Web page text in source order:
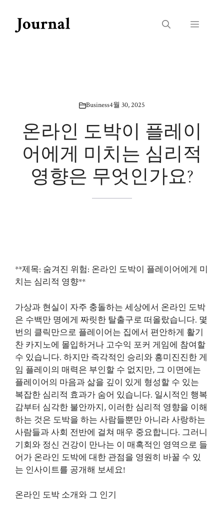
content
Menu
Business4월 30, 2025
온라인 도박이 플레이
어에게 미치는 심리적
영향은 무엇인가요?
**제목: 숨겨진 위험: 온라인 도박이 플레이어에게 미
치는 심리적 영향**
가상과 현실이 자주 충돌하는 세상에서 온라인 도박
은 수백만 명에게 짜릿한 탈출구로 떠올랐습니다. 몇
번의 클릭만으로 플레이어는 집에서 편안하게 활기
찬 카지노에 몰입하거나 고수익 포커 게임에 참여할
수 있습니다. 하지만 즉각적인 승리와 흥미진진한 게
임 플레이의 매력은 부인할 수 없지만, 그 이면에는
플레이어의 마음과 삶을 깊이 있게 형성할 수 있는
복잡한 심리적 효과가 숨어 있습니다. 일시적인 행복
감부터 심각한 불안까지, 이러한 심리적 영향을 이해
하는 것은 도박을 하는 사람들뿐만 아니라 사랑하는
사람들과 사회 전반에 걸쳐 매우 중요합니다. 그러니
기회와 정신 건강이 만나는 이 매혹적인 영역으로 들
어가 온라인 도박에 대한 관점을 영원히 바꿀 수 있
는 인사이트를 공개해 보세요!
온라인 도박 소개와 그 인기